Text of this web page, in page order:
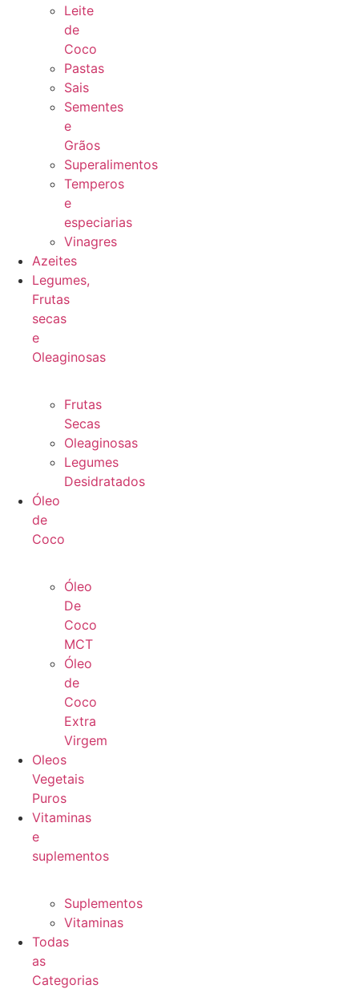
Leite
de
Coco
Pastas
Sais
Sementes
e
Grãos
Superalimentos
Temperos
e
especiarias
Vinagres
Azeites
Legumes,
Frutas
secas
e
Oleaginosas
Frutas
Secas
Oleaginosas
Legumes
Desidratados
Óleo
de
Coco
Óleo
De
Coco
MCT
Óleo
de
Coco
Extra
Virgem
Oleos
Vegetais
Puros
Vitaminas
e
suplementos
Suplementos
Vitaminas
Todas
as
Categorias